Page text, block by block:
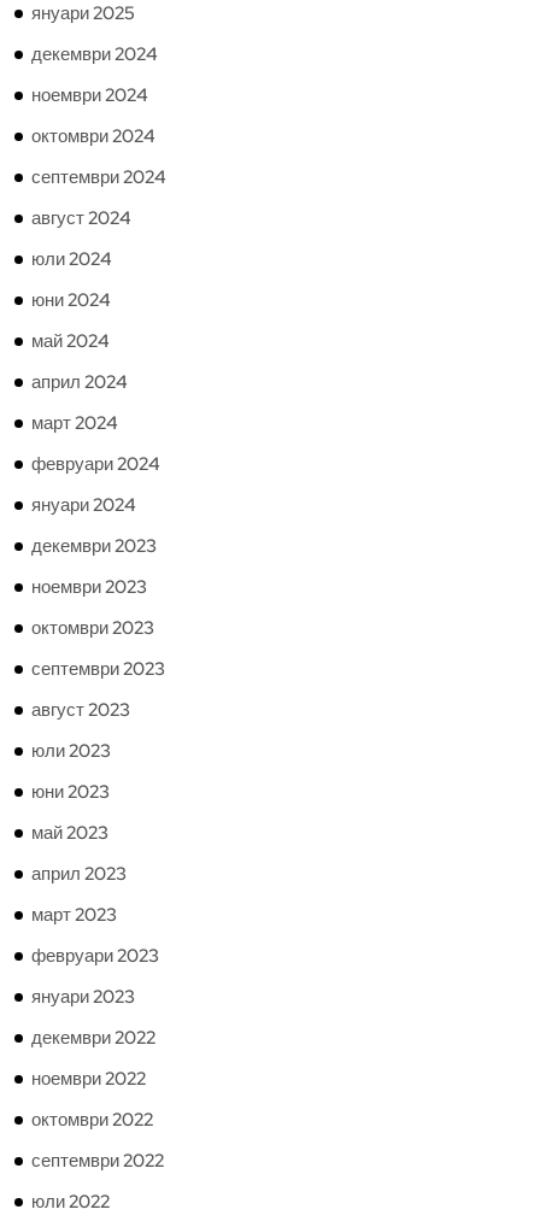
януари 2025
декември 2024
ноември 2024
октомври 2024
септември 2024
август 2024
юли 2024
юни 2024
май 2024
април 2024
март 2024
февруари 2024
януари 2024
декември 2023
ноември 2023
октомври 2023
септември 2023
август 2023
юли 2023
юни 2023
май 2023
април 2023
март 2023
февруари 2023
януари 2023
декември 2022
ноември 2022
октомври 2022
септември 2022
юли 2022